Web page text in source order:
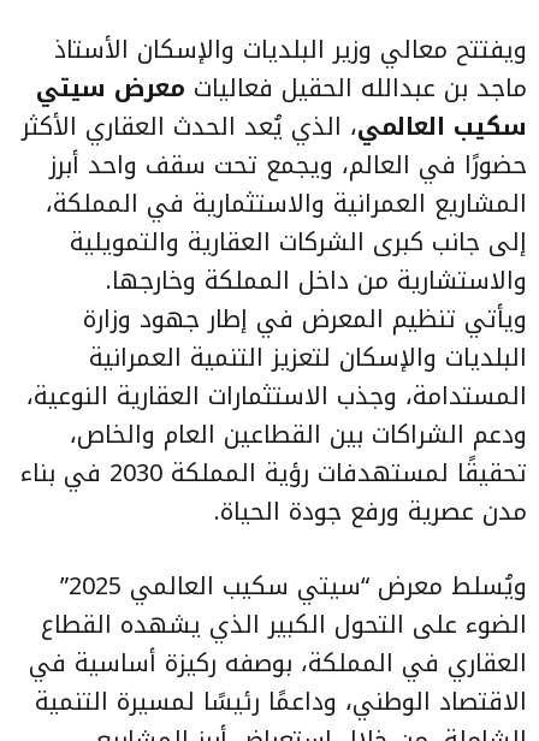
ويفتتح معالي وزير البلديات والإسكان الأستاذ
ماجد بن عبدالله الحقيل فعاليات معرض سيتي
سكيب العالمي، الذي يُعد الحدث العقاري الأكثر
حضورًا في العالم، ويجمع تحت سقف واحد أبرز
المشاريع العمرانية والاستثمارية في المملكة،
إلى جانب كبرى الشركات العقارية والتمويلية
والاستشارية من داخل المملكة وخارجها.
ويأتي تنظيم المعرض في إطار جهود وزارة
البلديات والإسكان لتعزيز التنمية العمرانية
المستدامة، وجذب الاستثمارات العقارية النوعية،
ودعم الشراكات بين القطاعين العام والخاص،
تحقيقًا لمستهدفات رؤية المملكة 2030 في بناء
مدن عصرية ورفع جودة الحياة.
ويُسلط معرض “سيتي سكيب العالمي 2025”
الضوء على التحول الكبير الذي يشهده القطاع
العقاري في المملكة، بوصفه ركيزة أساسية في
الاقتصاد الوطني، وداعمًا رئيسًا لمسيرة التنمية